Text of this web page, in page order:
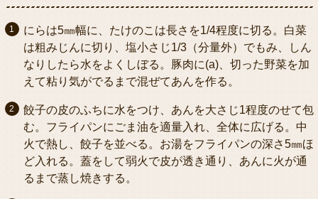
にらは5㎜幅に、たけのこは長さを1/4程度に切る。白菜
は粗みじんに切り、塩小さじ1/3（分量外）でもみ、しん
なりしたら水をよくしぼる。豚肉に(a)、切った野菜を加
えて粘り気がでるまで混ぜてあんを作る。
餃子の皮のふちに水をつけ、あんを大さじ1程度のせて包
む。フライパンにごま油を適量入れ、全体に広げる。中
火で熱し、餃子を並べる。お湯をフライパンの深さ5㎜ほ
ど入れる。蓋をして弱火で皮が透き通り、あんに火が通
るまで蒸し焼きする。